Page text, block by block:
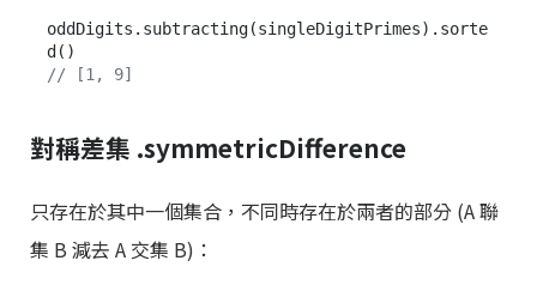
oddDigits.subtracting(singleDigitPrimes).sorte
// [1, 9]
對稱差集 .symmetricDifference
只存在於其中一個集合，不同時存在於兩者的部分 (A 聯
集 B 減去 A 交集 B)：